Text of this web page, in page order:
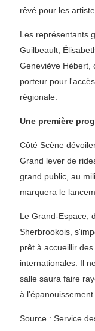
rêvé pour les
Les représentants
Guilbeault,
Geneviève Hébert,
porteur pour
régionale.
Une première
Côté Scène
Grand lever de
grand public, au
marquera le
Le Grand-Espace,
Sherbrookois,
prêt à accueillir
internationales. Il
salle saura faire
à
Source : Service